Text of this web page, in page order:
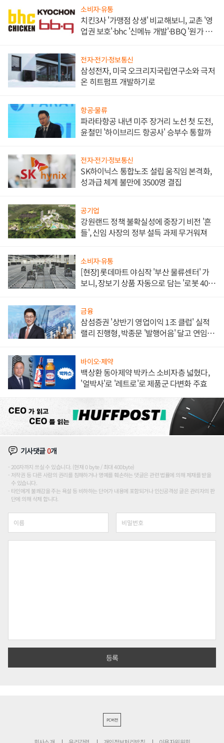
소비자·유통
치킨3사 '가맹점 상생' 비교해보니, 교촌 '영
업권 보호'·bhc '신메뉴 개발'·BBQ '원가 부
전자·전기·정보통신
삼성전자, 미국 오크리지국립연구소와 극저
온 히트펌프 개발하기로
항공·물류
파라타항공 내년 미주 장거리 노선 첫 도전,
윤철민 '하이브리드 항공사' 승부수 통할까
전자·전기·정보통신
SK하이닉스 통합노조 설립 움직임 본격화,
성과급 체계 불만에 3500명 결집
공기업
강원랜드 정책 불확실성에 중장기 비전 '흔
들', 신임 사장의 정부 설득 과제 무거워져
소비자·유통
[현장] 롯데마트 야심작 '부산 물류센터' 가
보니, 장보기 상품 자동으로 담는 '로봇 400
금융
삼섬증권 '상반기 영업이익 1조 클럽' 실적
랠리 진행형, 박종문 '발행어음' 달고 연임 향
바이오·제약
백상환 동아제약 박카스 소비자층 넓혔다,
'얼박사'로 '레트로'로 제품군 다변화 주효
기사댓글0개
200자까지 쓰실 수 있습니다. (현재 0 byte / 최대 400byte)
저작권 등 다른 사람의 권리를 침해하거나 명예를 훼손하는 댓글은 관련 법률에 의해 제재를 받을
수 있습니다.
타인에게 불쾌감을 주는 욕설 등 비하하는 단어가 내용에 포함되거나 인신공격성 글은 관리자의 판
단에 의해 삭제 합니다.
PC버전